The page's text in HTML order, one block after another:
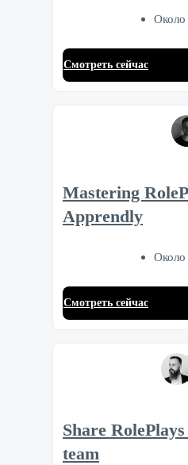
Смотреть сейчас
Mastering
Apprendly
Смотреть сейчас
Share
team